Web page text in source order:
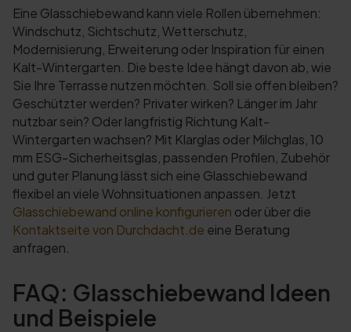
Eine Glasschiebewand kann viele Rollen übernehmen:
Windschutz, Sichtschutz, Wetterschutz,
Modernisierung, Erweiterung oder Inspiration für einen
Kalt-Wintergarten. Die beste Idee hängt davon ab, wie
Sie Ihre Terrasse nutzen möchten. Soll sie offen bleiben?
Geschützter werden? Privater wirken? Länger im Jahr
nutzbar sein? Oder langfristig Richtung Kalt-
Wintergarten wachsen? Mit Klarglas oder Milchglas, 10
mm ESG-Sicherheitsglas, passenden Profilen, Zubehör
und guter Planung lässt sich eine Glasschiebewand
flexibel an viele Wohnsituationen anpassen. Jetzt
Glasschiebewand online konfigurieren oder über die
Kontaktseite von Durchdacht.de eine Beratung
anfragen.
FAQ: Glasschiebewand Ideen
und Beispiele